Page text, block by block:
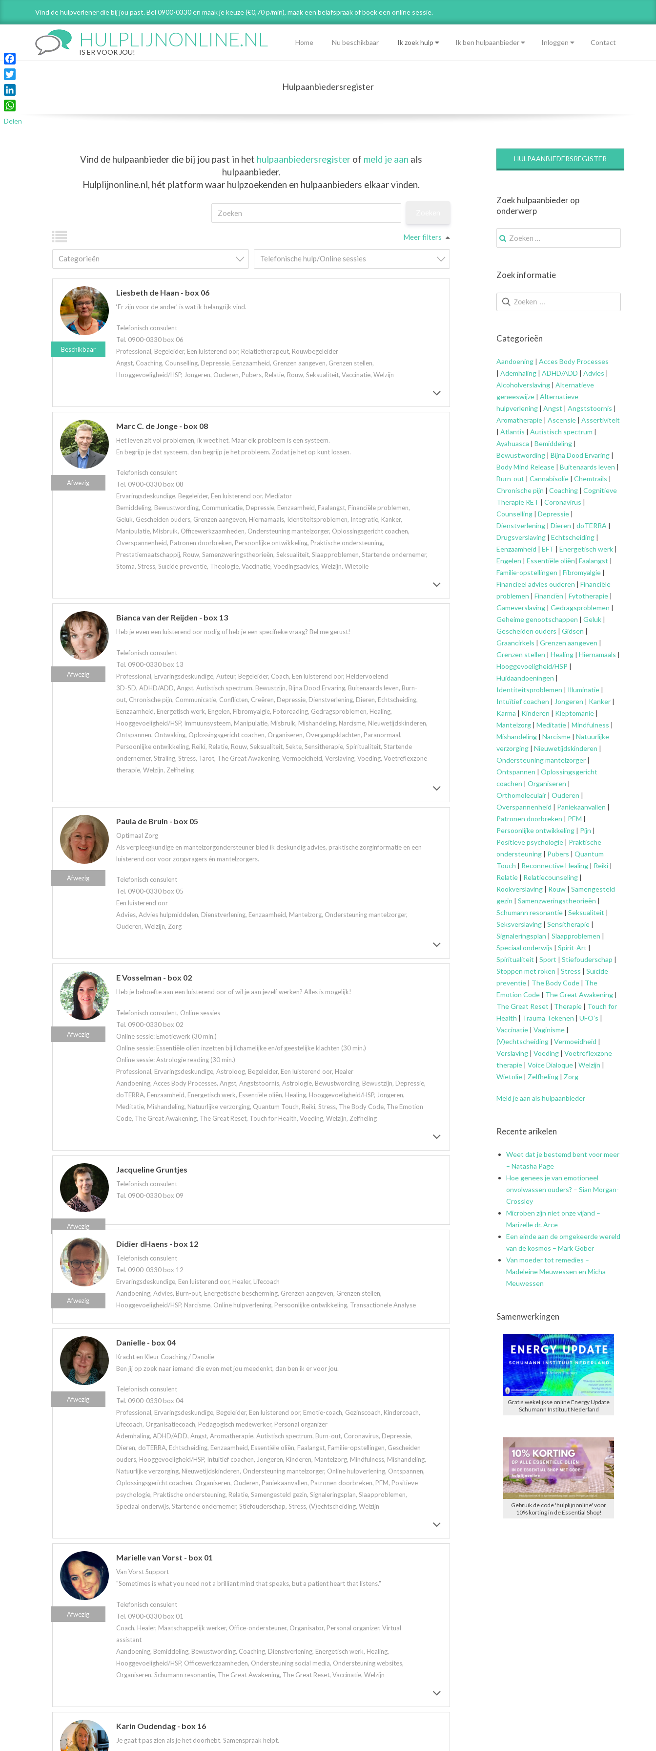
Vind de hulpverlener die bij jou past. Bel 0900-0330 en maak je keuze (€0,70 p/min), maak een belafspraakof boek een online sessie.
HULPLIJNONLINE.NL
IS ER VOOR JOU!
Menu
Home Nu beschikbaar Ik zoek hulp Ik ben hulpaanbieder Inloggen Contact
Hulpaanbiedersregister
Vind de hulpaanbieder die bij jou past in het hulpaanbiedersregister of meld je aan als
hulpaanbieder.
Hulplijnonline.nl, hét platform waar hulpzoekenden en hulpaanbieders elkaar vinden.
Meer filters
Categorieën Telefonische hulp/Online sessies
Liesbeth de Haan - box 06
‘Er zijn voor de ander’ is wat ik belangrijk vind.
Telefonisch consulent
Tel. 0900-0330 box 06
Professional, Begeleider, Een luisterend oor, Relatietherapeut, Rouwbegeleider
Angst, Coaching, Counselling, Depressie, Eenzaamheid, Grenzen aangeven, Grenzen stellen,
Hooggevoeligheid/HSP, Jongeren, Ouderen, Pubers, Relatie, Rouw, Seksualiteit, Vaccinatie, Welzijn
Beschikbaar
Marc C. de Jonge - box 08
Het leven zit vol problemen, ik weet het. Maar elk probleem is een systeem.
En begrijp je dat systeem, dan begrijp je het probleem. Zodat je het op kunt lossen.
Telefonisch consulent
Tel. 0900-0330 box 08
Ervaringsdeskundige, Begeleider, Een luisterend oor, Mediator
Bemiddeling, Bewustwording, Communicatie, Depressie, Eenzaamheid, Faalangst, Financiële problemen,
Geluk, Gescheiden ouders, Grenzen aangeven, Hiernamaals, Identiteitsproblemen, Integratie, Kanker,
Manipulatie, Misbruik, Officewerkzaamheden, Ondersteuning mantelzorger, Oplossingsgericht coachen,
Overspannenheid, Patronen doorbreken, Persoonlijke ontwikkeling, Praktische ondersteuning,
Prestatiemaatschappij, Rouw, Samenzweringstheorieën, Seksualiteit, Slaapproblemen, Startende ondernemer,
Stoma, Stress, Suïcide preventie, Theologie, Vaccinatie, Voedingsadvies, Welzijn, Wietolie
Afwezig
Bianca van der Reijden - box 13
Heb je even een luisterend oor nodig of heb je een specifieke vraag? Bel me gerust!
Telefonisch consulent
Tel. 0900-0330 box 13
Professional, Ervaringsdeskundige, Auteur, Begeleider, Coach, Een luisterend oor, Heldervoelend
3D-5D, ADHD/ADD, Angst, Autistisch spectrum, Bewustzijn, Bijna Dood Ervaring, Buitenaards leven, Burn-
out, Chronische pijn, Communicatie, Conflicten, Creëren, Depressie, Dienstverlening, Dieren, Echtscheiding,
Eenzaamheid, Energetisch werk, Engelen, Fibromyalgie, Fotoreading, Gedragsproblemen, Healing,
Hooggevoeligheid/HSP, Immuunsysteem, Manipulatie, Misbruik, Mishandeling, Narcisme, Nieuwetijdskinderen,
Ontspannen, Ontwaking, Oplossingsgericht coachen, Organiseren, Overgangsklachten, Paranormaal,
Persoonlijke ontwikkeling, Reiki, Relatie, Rouw, Seksualiteit, Sekte, Sensitherapie, Spiritualiteit, Startende
ondernemer, Straling, Stress, Tarot, The Great Awakening, Vermoeidheid, Verslaving, Voeding, Voetreflexzone
therapie, Welzijn, Zelfheling
Afwezig
Paula de Bruin - box 05
Optimaal Zorg
Als verpleegkundige en mantelzorgondersteuner bied ik deskundig advies, praktische zorginformatie en een
luisterend oor voor zorgvragers én mantelzorgers.
Telefonisch consulent
Tel. 0900-0330 box 05
Een luisterend oor
Advies, Advies hulpmiddelen, Dienstverlening, Eenzaamheid, Mantelzorg, Ondersteuning mantelzorger,
Ouderen, Welzijn, Zorg
Afwezig
E Vosselman - box 02
Heb je behoefte aan een luisterend oor of wil je aan jezelf werken? Alles is mogelijk!
Telefonisch consulent, Online sessies
Tel. 0900-0330 box 02
Online sessie: Emotiewerk (30 min.)
Online sessie: Essentiële oliën inzetten bij lichamelijke en/of geestelijke klachten (30 min.)
Online sessie: Astrologie reading (30 min.)
Professional, Ervaringsdeskundige, Astroloog, Begeleider, Een luisterend oor, Healer
Aandoening, Acces Body Processes, Angst, Angststoornis, Astrologie, Bewustwording, Bewustzijn, Depressie,
doTERRA, Eenzaamheid, Energetisch werk, Essentiële oliën, Healing, Hooggevoeligheid/HSP, Jongeren,
Meditatie, Mishandeling, Natuurlijke verzorging, Quantum Touch, Reiki, Stress, The Body Code, The Emotion
Code, The Great Awakening, The Great Reset, Touch for Health, Voeding, Welzijn, Zelfheling
Afwezig
Jacqueline Gruntjes
Telefonisch consulent
Tel. 0900-0330 box 09
Afwezig
Didier dHaens - box 12
Telefonisch consulent
Tel. 0900-0330 box 12
Ervaringsdeskundige, Een luisterend oor, Healer, Lifecoach
Aandoening, Advies, Burn-out, Energetische bescherming, Grenzen aangeven, Grenzen stellen,
Hooggevoeligheid/HSP, Narcisme, Online hulpverlening, Persoonlijke ontwikkeling, Transactionele Analyse
Afwezig
Danielle - box 04
Kracht en Kleur Coaching / Danolie
Ben jij op zoek naar iemand die even met jou meedenkt, dan ben ik er voor jou.
Telefonisch consulent
Tel. 0900-0330 box 04
Professional, Ervaringsdeskundige, Begeleider, Een luisterend oor, Emotie-coach, Gezinscoach, Kindercoach,
Lifecoach, Organisatiecoach, Pedagogisch medewerker, Personal organizer
Ademhaling, ADHD/ADD, Angst, Aromatherapie, Autistisch spectrum, Burn-out, Coronavirus, Depressie,
Dieren, doTERRA, Echtscheiding, Eenzaamheid, Essentiële oliën, Faalangst, Familie-opstellingen, Gescheiden
ouders, Hooggevoeligheid/HSP, Intuïtief coachen, Jongeren, Kinderen, Mantelzorg, Mindfulness, Mishandeling,
Natuurlijke verzorging, Nieuwetijdskinderen, Ondersteuning mantelzorger, Online hulpverlening, Ontspannen,
Oplossingsgericht coachen, Organiseren, Ouderen, Paniekaanvallen, Patronen doorbreken, PEM, Positieve
psychologie, Praktische ondersteuning, Relatie, Samengesteld gezin, Signaleringsplan, Slaapproblemen,
Speciaal onderwijs, Startende ondernemer, Stiefouderschap, Stress, (V)echtscheiding, Welzijn
Afwezig
Marielle van Vorst - box 01
Van Vorst Support
"Sometimes is what you need not a brilliant mind that speaks, but a patient heart that listens."
Telefonisch consulent
Tel. 0900-0330 box 01
Coach, Healer, Maatschappelijk werker, Office-ondersteuner, Organisator, Personal organizer, Virtual
assistant
Aandoening, Bemiddeling, Bewustwording, Coaching, Dienstverlening, Energetisch werk, Healing,
Hooggevoeligheid/HSP, Officewerkzaamheden, Ondersteuning social media, Ondersteuning websites,
Organiseren, Schumann resonantie, The Great Awakening, The Great Reset, Vaccinatie, Welzijn
Afwezig
Karin Oudendag - box 16
Je gaat t pas zien als je het doorhebt. Samenspraak helpt.
HULPAANBIEDERSREGISTER
Zoek hulpaanbieder op
onderwerp
Zoek
naar:
Zoek informatie
Categorieën
Aandoening | Acces Body Processes
| Ademhaling | ADHD/ADD | Advies |
Alcoholverslaving | Alternatieve
geneeswijze | Alternatieve
hulpverlening | Angst | Angststoornis |
Aromatherapie | Ascensie | Assertiviteit
| Atlantis | Autistisch spectrum |
Ayahuasca | Bemiddeling |
Bewustwording | Bijna Dood Ervaring |
Body Mind Release | Buitenaards leven |
Burn-out | Cannabisolie | Chemtrails |
Chronische pijn | Coaching | Cognitieve
Therapie RET | Coronavirus |
Counselling | Depressie |
Dienstverlening | Dieren | doTERRA |
Drugsverslaving | Echtscheiding |
Eenzaamheid | EFT | Energetisch werk |
Engelen | Essentiële oliën| Faalangst |
Familie-opstellingen | Fibromyalgie |
Financieel advies ouderen | Financiële
problemen | Financiën | Fytotherapie |
Gameverslaving | Gedragsproblemen |
Geheime genootschappen | Geluk |
Gescheiden ouders | Gidsen |
Graancirkels | Grenzen aangeven |
Grenzen stellen | Healing | Hiernamaals |
Hooggevoeligheid/HSP |
Huidaandoeningen |
Identiteitsproblemen | Illuminatie |
Intuïtief coachen | Jongeren | Kanker |
Karma | Kinderen | Kleptomanie |
Mantelzorg | Meditatie | Mindfulness |
Mishandeling | Narcisme | Natuurlijke
verzorging | Nieuwetijdskinderen |
Ondersteuningmantelzorger |
Ontspannen | Oplossingsgericht
coachen | Organiseren |
Orthomoleculair | Ouderen |
Overspannenheid | Paniekaanvallen |
Patronen doorbreken | PEM |
Persoonlijke ontwikkeling | Pijn |
Positieve psychologie | Praktische
ondersteuning | Pubers | Quantum
Touch | Reconnective Healing | Reiki |
Relatie | Relatiecounseling |
Rookverslaving | Rouw | Samengesteld
gezin | Samenzweringstheorieën |
Schumann resonantie | Seksualiteit |
Seksverslaving | Sensitherapie |
Signaleringsplan | Slaapproblemen |
Speciaal onderwijs | Spirit-Art |
Spiritualiteit | Sport | Stiefouderschap |
Stoppen met roken | Stress | Suïcide
preventie | The Body Code | The
Emotion Code | The Great Awakening |
The Great Reset | Therapie | Touch for
Health | Trauma Tekenen | UFO’s |
Vaccinatie | Vaginisme |
(V)echtscheiding | Vermoeidheid |
Verslaving | Voeding | Voetreflexzone
therapie | Voice Dialoque | Welzijn |
Wietolie | Zelfheling | Zorg
Meld je aan als hulpaanbieder
Recente arikelen
Weet dat je bestemd bent voor meer
– Natasha Page
Hoe genees je van emotioneel
onvolwassen ouders? – Sian Morgan-
Crossley
Microben zijn niet onze vijand –
Marizelle dr. Arce
Een einde aan de omgekeerde wereld
van de kosmos – Mark Gober
Van moeder tot remedies –
Madeleine Meuwessen en Micha
Meuwessen
Samenwerkingen
Gratis wekelijkse online Energy Update
Schumann Instituut Nederland
Gebruik de code 'hulplijnonline' voor
10% korting in de Essential Shop!
Facebook
Twitter
LinkedIn
WhatsApp
Delen